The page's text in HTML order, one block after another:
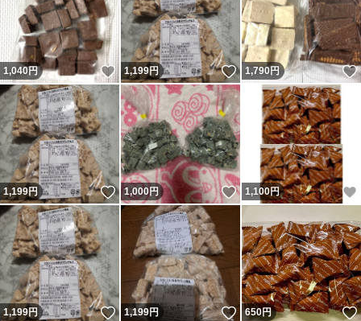
1,040円 いいね！
1,199円 いいね！
1,790円
1,199円 いいね！
1,000円 いいね！
1,100円
1,199円 いいね！
1,199円 いいね！
650円